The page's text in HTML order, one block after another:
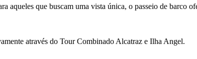
aqueles que buscam uma vista única, o passeio de barco
através do Tour Combinado Alcatraz e Ilha Angel.